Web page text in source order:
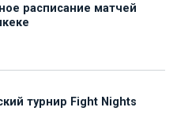
расписание матчей
турнир Fight Nights